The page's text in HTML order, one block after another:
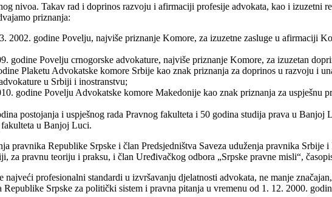
nivoa. Takav rad i doprinos razvoju i afirmaciji profesije advokata, kao i izuzetni
priznanja:
2002. godine Povelju, najviše priznanje Komore, za izuzetne zasluge u afirmaciji
godine Povelju crnogorske advokature, najviše priznanje Komore, za izuzetan
Plaketu Advokatske komore Srbije kao znak priznanja za doprinos u razvoju i
u Srbiji i inostranstvu;
godine Povelju Advokatske komore Makedonije kao znak priznanja za uspješnu
postojanja i uspješnog rada Pravnog fakulteta i 50 godina studija prava u
u Banjoj Luci.
pravnika Republike Srpske i član Predsjedništva Saveza uduženja pravnika
za pravnu teoriju i praksu, i član Uređivačkog odbora „Srpske pravne misli“,
najveći profesionalni standardi u izvršavanju djelatnosti advokata, ne manje
Srpske za politički sistem i pravna pitanja u vremenu od 1. 12. 2000.